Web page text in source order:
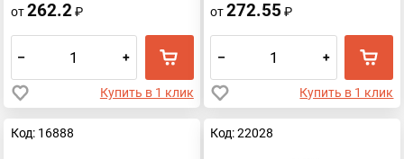
от262.2₽
– +
Купить в 1 клик
от272.55 ₽
– +
Купить в 1 клик
Код: 16888 Код: 22028